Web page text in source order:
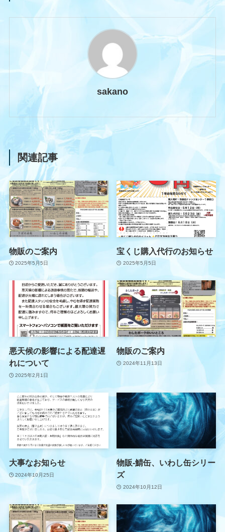
sakano
関連記事
物販のご案内
2025年5月5日
宝くじ購入代行のお知らせ
2025年5月5日
悪天候の影響による配達遅
れについて
2025年2月1日
物販のご案内
2024年11月13日
大事なお知らせ
2024年10月25日
物販-鯖缶、いわし缶シリー
ズ
2024年10月12日